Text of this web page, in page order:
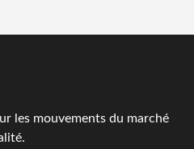
les mouvements du marché